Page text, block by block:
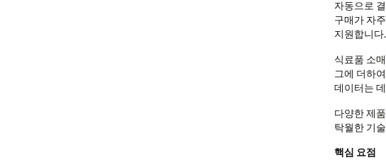
자동으로
구매가 자
지원합니다.
식료품 소
그에 더하
데이터는
다양한 제
탁월한 기
핵심 요점